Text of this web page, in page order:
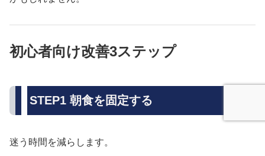
初心者向け改善3ステップ
STEP1 朝食を固定する
迷う時間を減らします。